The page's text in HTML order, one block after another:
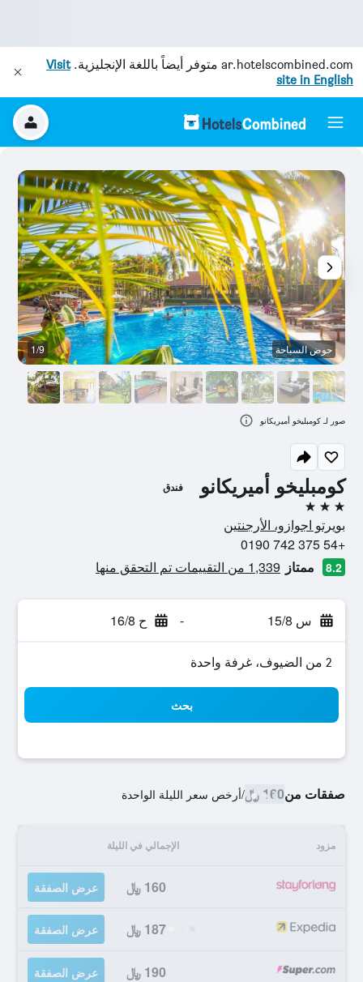
ar.hotelscombined.com متوفر أيضاً باللغة الإنجليزية.Visit
site in English
كومبليخو أميريكانو فندق
3 نجوم
بويرتو اجوازو، الأرجنتين
+54 375 742 0190
8.2 ممتاز 1,339 من التقييمات تم التحقق منها
س 15/8 - ح 16/8
2 من الضيوف، غرفة واحدة
بحث
صفقات من160 ﷼ /أرخص سعر الليلة الواحدة
مزود الإجمالي في الليلة
160 ﷼ عرض الصفقة
187 ﷼ عرض الصفقة
190 ﷼ عرض الصفقة
حوض السباحة 1/9
صور لـ كومبليخو أميريكانو